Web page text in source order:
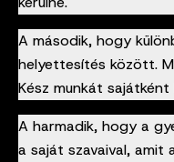
A második, hogy
helyettesítés között.
Kész munkát
A harmadik, hogy a
a saját szavaival, amit